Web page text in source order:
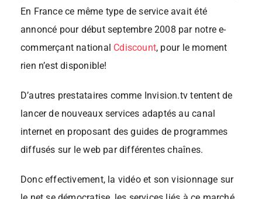
En France ce même type de service avait été
annoncé pour début septembre 2008 par notre e-
commerçant national Cdiscount, pour le moment
rien n’est disponible!
D’autres prestataires comme Invision.tv tentent de
lancer de nouveaux services adaptés au canal
internet en proposant des guides de programmes
diffusés sur le web par différentes chaînes.
Donc effectivement, la vidéo et son visionnage sur